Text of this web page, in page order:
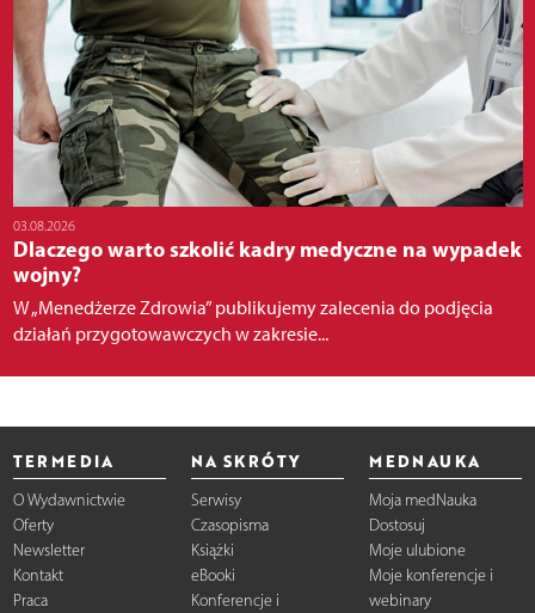
03.08.2026
Dlaczego warto szkolić kadry medyczne na wypadek
wojny?
W „Menedżerze Zdrowia” publikujemy zalecenia do podjęcia
działań przygotowawczych w zakresie...
TERMEDIA
O Wydawnictwie
Oferty
Newsletter
Kontakt
Praca
NA SKRÓTY
Serwisy
Czasopisma
Książki
eBooki
Konferencje i
MEDNAUKA
Moja medNauka
Dostosuj
Moje ulubione
Moje konferencje i
webinary